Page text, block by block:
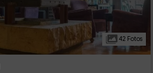
42 Fotos